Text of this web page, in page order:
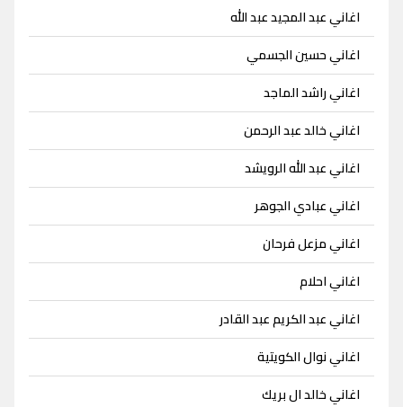
اغاني عبد المجيد عبد الله
اغاني حسين الجسمي
اغاني راشد الماجد
اغاني خالد عبد الرحمن
اغاني عبد الله الرويشد
اغاني عبادي الجوهر
اغاني مزعل فرحان
اغاني احلام
اغاني عبد الكريم عبد القادر
اغاني نوال الكويتية
اغاني خالد ال بريك